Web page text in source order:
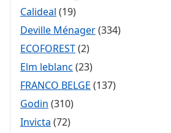
Calideal (19)
Deville Ménager(334)
ECOFOREST(2)
Elm leblanc (23)
FRANCO BELGE (137)
Godin (310)
Invicta (72)